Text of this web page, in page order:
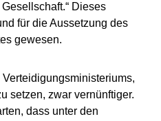
Dieses
für die Aussetzung des
gewesen.
setzen, zwar vernünftiger.
dass unter den